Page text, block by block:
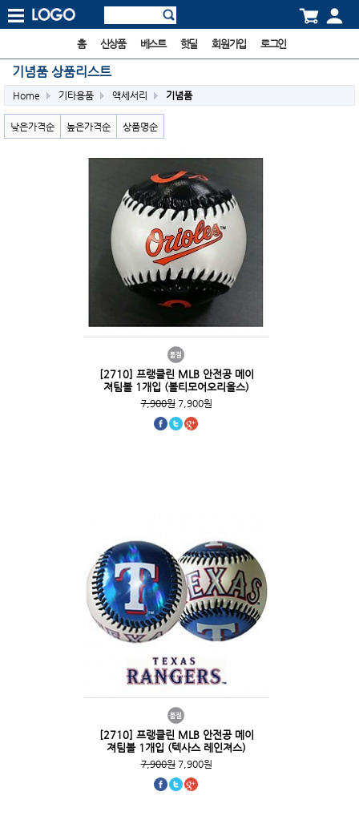
홈 신상품 베스트 핫딜 회원가입 로그인
기념품 상품리스트
Home 기타용품 액세서리 기념품
낮은가격순 높은가격순 상품명순
[2710] 프랭클린 MLB 안전공 메이
져팀볼 1개입 (볼티모어오리올스)
7,900원7,900원
[2710] 프랭클린 MLB 안전공 메이
져팀볼 1개입 (텍사스 레인져스)
7,900원7,900원